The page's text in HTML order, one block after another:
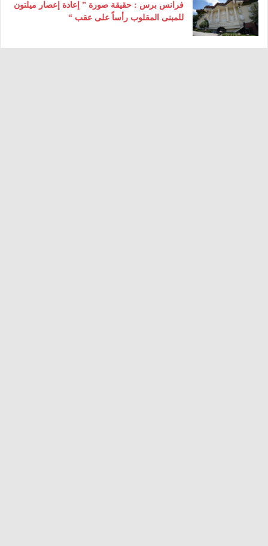
فرانس برس : حقيقة صورة ” إعادة إعصار ميلتون
للمبنى المقلوب رأساً على عقب “